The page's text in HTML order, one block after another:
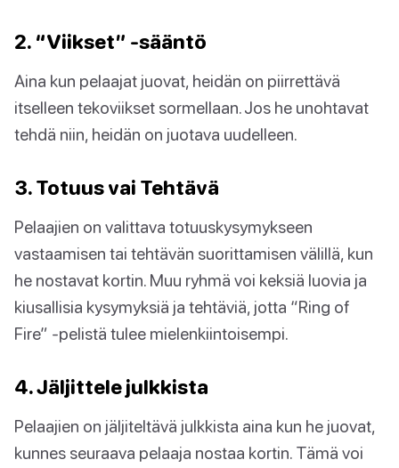
2. “Viikset” -sääntö
Aina kun pelaajat juovat, heidän on piirrettävä
itselleen tekoviikset sormellaan. Jos he unohtavat
tehdä niin, heidän on juotava uudelleen.
3. Totuus vai Tehtävä
Pelaajien on valittava totuuskysymykseen
vastaamisen tai tehtävän suorittamisen välillä, kun
he nostavat kortin. Muu ryhmä voi keksiä luovia ja
kiusallisia kysymyksiä ja tehtäviä, jotta “Ring of
Fire” -pelistä tulee mielenkiintoisempi.
4. Jäljittele julkkista
Pelaajien on jäljiteltävä julkkista aina kun he juovat,
kunnes seuraava pelaaja nostaa kortin. Tämä voi